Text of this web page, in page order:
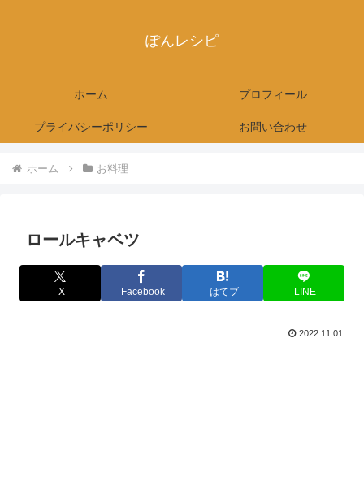
ぽんレシピ
ホーム プロフィール
プライバシーポリシー お問い合わせ
ホーム お料理
ロールキャベツ
X Facebook はてブ LINE
2022.11.01